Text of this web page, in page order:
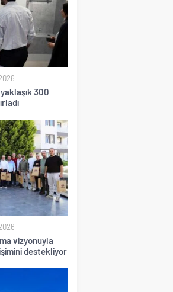
300
vizyonuyla
destekliyor